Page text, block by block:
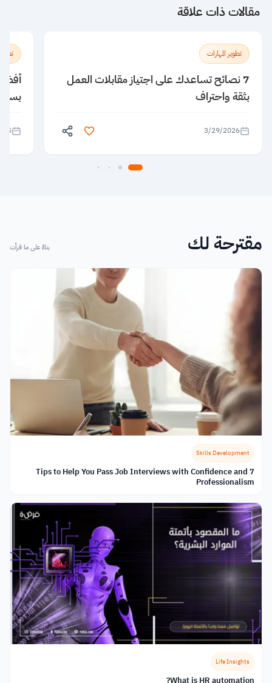
مقالات ذات علاقة
تطوير المهارات
7 نصائح تساعدك على اجتياز مقابلات العمل
بثقة واحتراف
3/29/2026
مقترحة لك بناءً على ما قرأت
Skills Development
7 Tips to Help You Pass Job Interviews with Confidence and
Professionalism
Life Insights
What is HR automation?